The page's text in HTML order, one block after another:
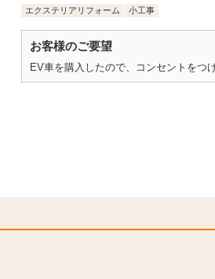
エクステリアリフォーム 小工事
お客様のご要望
EV車を購入したので、コンセントをつ